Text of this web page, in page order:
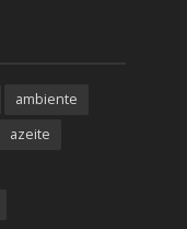
ambiente
azeite